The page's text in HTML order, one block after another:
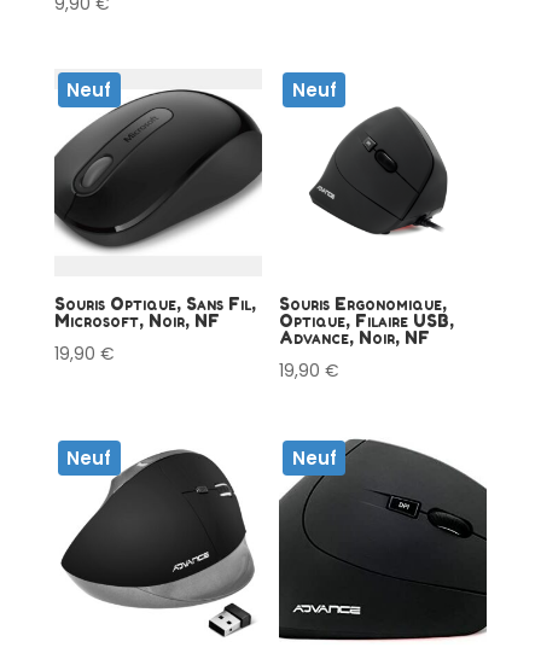
Neuf
Souris Optique, Sans Fil,
Microsoft, Noir, NF
19,90 €
Neuf
Souris Ergonomique,
Optique, Filaire USB,
Advance, Noir, NF
19,90€
Neuf Neuf